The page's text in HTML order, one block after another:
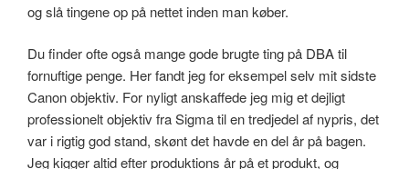
og slå tingene op på nettet inden man køber.
Du finder ofte også mange gode brugte ting på DBA til
fornuftige penge. Her fandt jeg for eksempel selv mit sidste
Canon objektiv. For nyligt anskaffede jeg mig et dejligt
professionelt objektiv fra Sigma til en tredjedel af nypris, det
var i rigtig god stand, skønt det havde en del år på bagen.
Jeg kigger altid efter produktions år på et produkt, og